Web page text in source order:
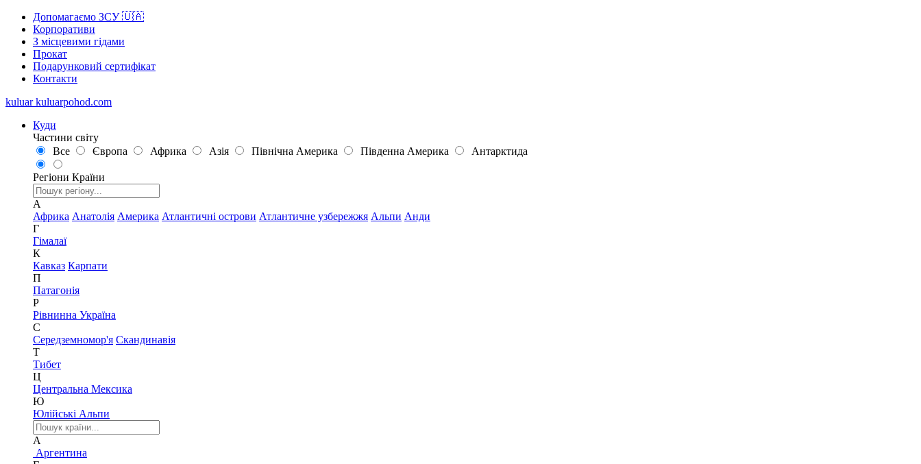
Допомагаємо ЗСУ 🇺🇦
Корпоративи
З місцевими гідами
Прокат
Подарунковий сертифікат
Контакти
kuluar kuluarpohod.com
Куди
Частини світу
Все
Європа Африка Азія Північна Америка Південна Америка Антарктида
Регіони Країни
А
Африка Анатолія Америка Атлантичні острови Атлантичне узбережжя Альпи Анди
Г
Гімалаї
К
Кавказ Карпати
П
Патагонія
Р
Рівнинна Україна
С
Середземномор'я Скандинавія
Т
Тибет
Ц
Центральна Мексика
Ю
Юлійські Альпи
А
Аргентина